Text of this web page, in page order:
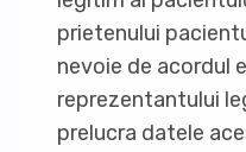
prietenului
nevoie de acordul
reprezentantului
prelucra datele